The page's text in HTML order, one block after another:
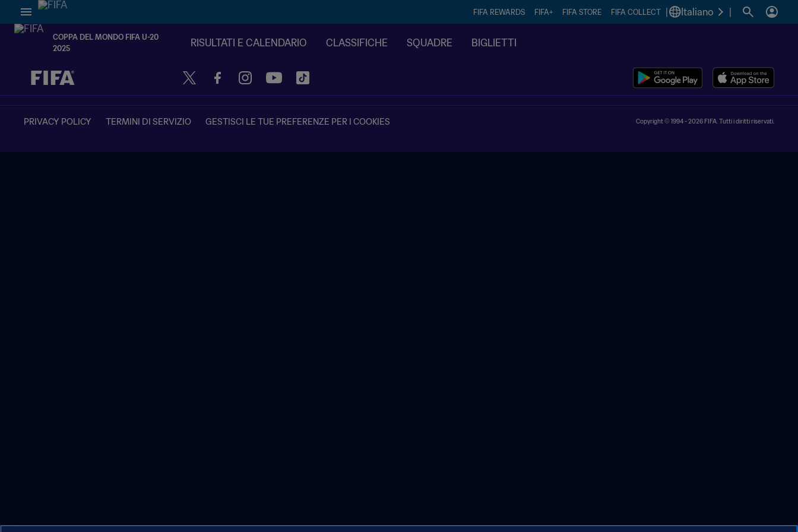
FIFA REWARDS FIFA+ FIFA STORE FIFA COLLECT Italiano
COPPA DEL MONDO FIFA U-20
2025
RISULTATI E CALENDARIO CLASSIFICHE SQUADRE BIGLIETTI
TBD contro TBD
PRIVACY POLICY TERMINI DI SERVIZIO GESTISCI LE TUE PREFERENZE PER I COOKIES Copyright © 1994 - 2026 FIFA. Tutti i diritti riservati.